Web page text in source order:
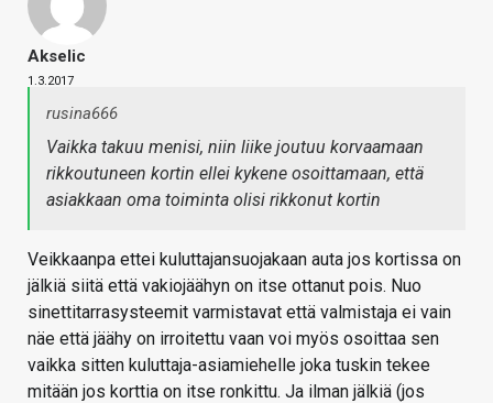
Akselic
1.3.2017
rusina666
Vaikka takuu menisi, niin liike joutuu korvaamaan
rikkoutuneen kortin ellei kykene osoittamaan, että
asiakkaan oma toiminta olisi rikkonut kortin
Veikkaanpa ettei kuluttajansuojakaan auta jos kortissa on
jälkiä siitä että vakiojäähyn on itse ottanut pois. Nuo
sinettitarrasysteemit varmistavat että valmistaja ei vain
näe että jäähy on irroitettu vaan voi myös osoittaa sen
vaikka sitten kuluttaja-asiamiehelle joka tuskin tekee
mitään jos korttia on itse ronkittu. Ja ilman jälkiä (jos